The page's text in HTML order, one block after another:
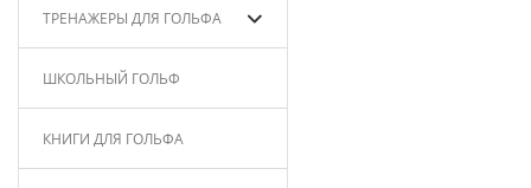
ТРЕНАЖЕРЫ ДЛЯ ГОЛЬФА
ШКОЛЬНЫЙ ГОЛЬФ
КНИГИ ДЛЯ ГОЛЬФА